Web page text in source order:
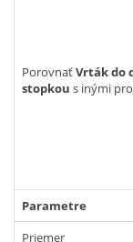
PorovnaťVrták do
stopkou s inými
Parametre
Priemer